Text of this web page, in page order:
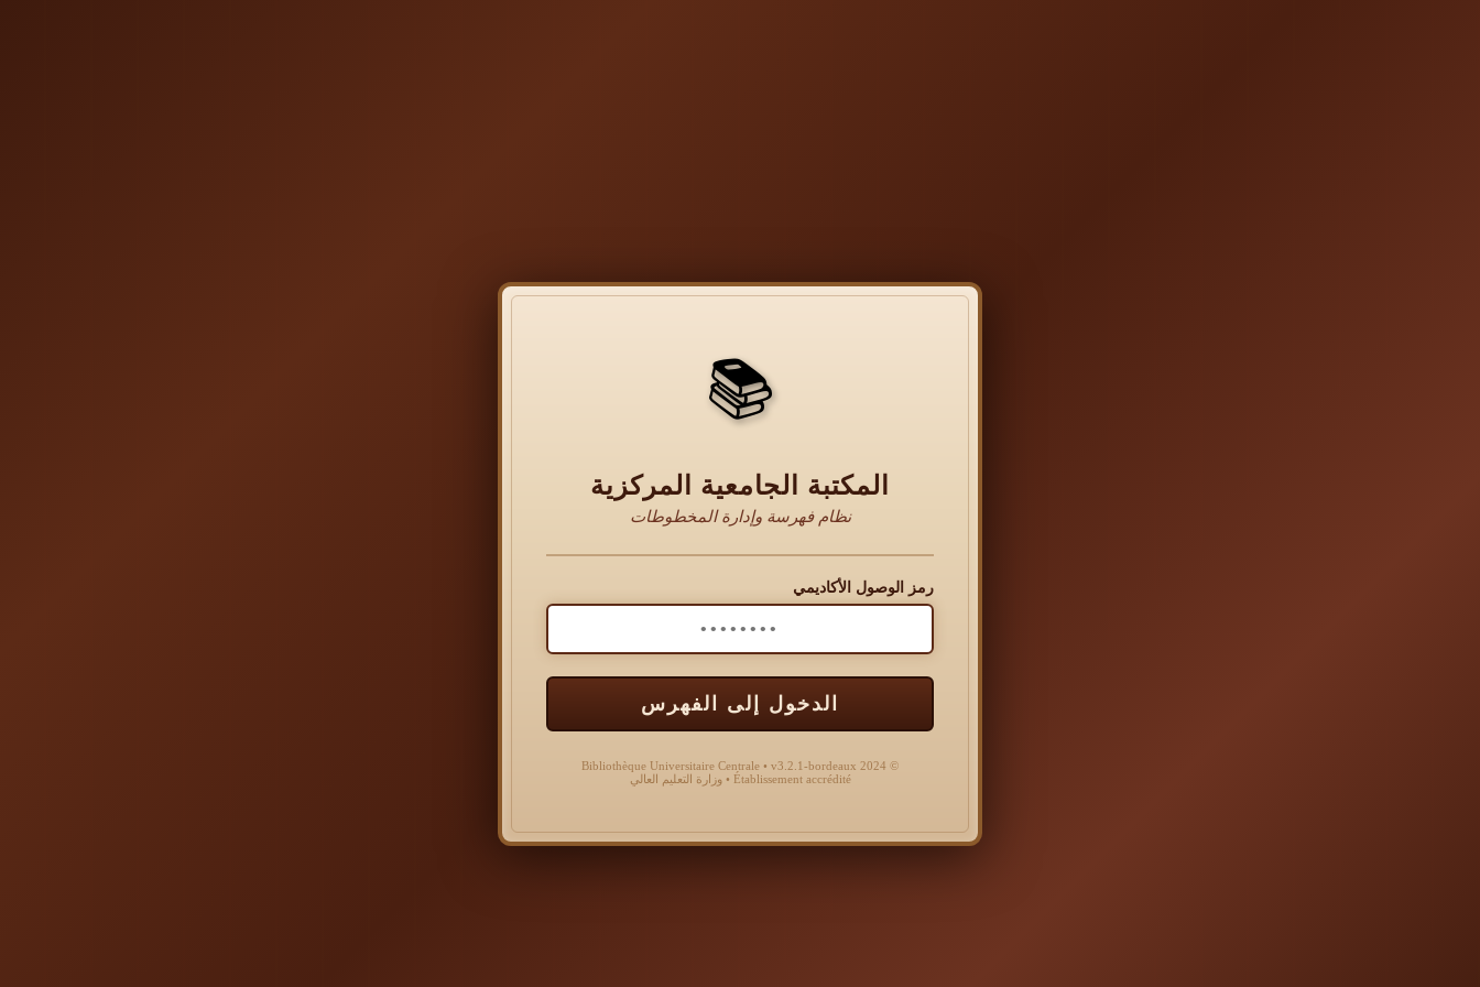
📚
المكتبة الجامعية المركزية
نظام فهرسة وإدارة المخطوطات
رمز الوصول الأكاديمي
الدخول إلى الفهرس
© 2024 Bibliothèque Universitaire Centrale • v3.2.1-bordeaux
Établissement accrédité • وزارة التعليم العالي